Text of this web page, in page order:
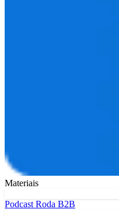
Materiais
Podcast Roda B2B